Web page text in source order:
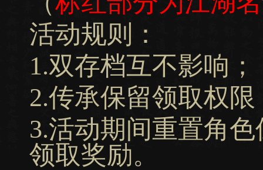
活动规则：
1.双存档互不影响；
2.传承保留领取权
3.活动期间重置角
领取奖励。